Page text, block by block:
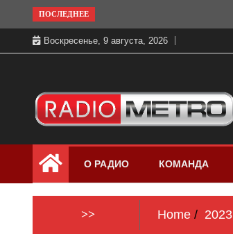
to
content
ПОСЛЕДНЕЕ
Воскресенье, 9 августа, 2026
Радио МЕТРО
бесплатно в хорошем качестве Санкт-
Петербург и Россия
О РАДИО КОМАНДА
>> Home 2023